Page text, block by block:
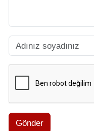
Gönder